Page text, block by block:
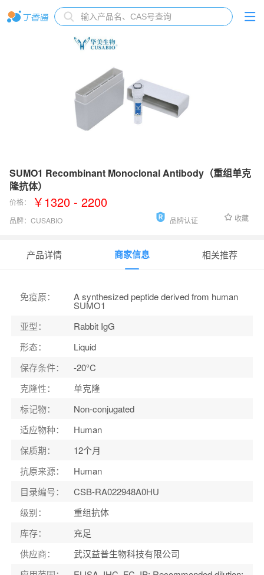
SUMO1 Recombinant Monoclonal Antibody（重组单克
隆抗体）
价格： ￥1320 - 2200
品牌： CUSABIO 品牌认证
ELISA, IHC, FC, IP; Recommended dilution: IHC:1:50-1:200, IP:1:200-1:1000
收藏
产品详情 商家信息 相关推荐
免疫原： A synthesized peptide derived from human
SUMO1
亚型：
Rabbit IgG
形态：
Liquid
保存条件：
-20°C
克隆性：
单克隆
标记物：
Non-conjugated
适应物种：
Human
保质期：
12个月
抗原来源：
Human
目录编号：
CSB-RA022948A0HU
级别：
重组抗体
库存：
充足
供应商：
武汉益普生物科技有限公司